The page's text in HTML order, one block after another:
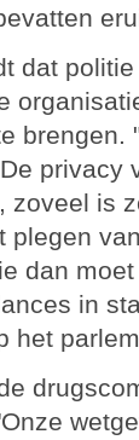
dat
privacy
zoveel is
plegen
dan
in
het